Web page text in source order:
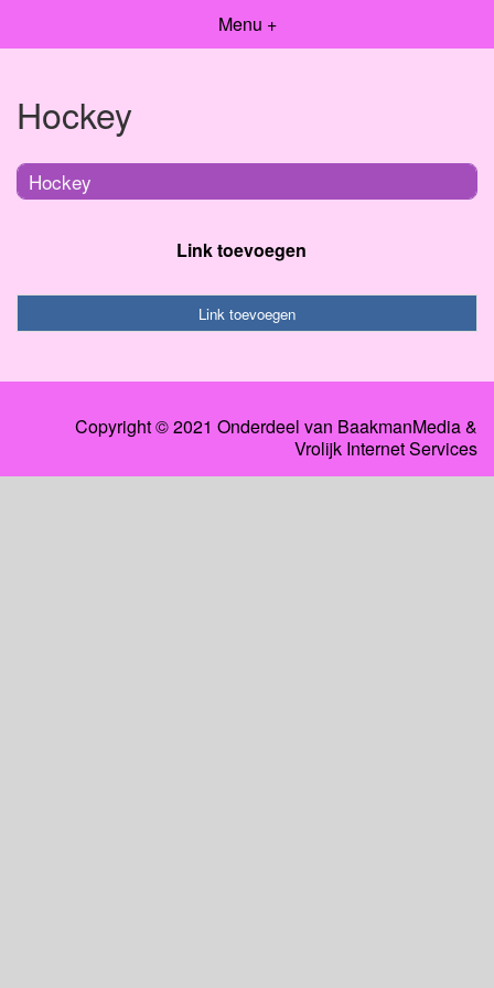
Menu +
Hockey
Hockey
Link toevoegen
Link toevoegen
Copyright © 2021 Onderdeel van BaakmanMedia&
Vrolijk Internet Services